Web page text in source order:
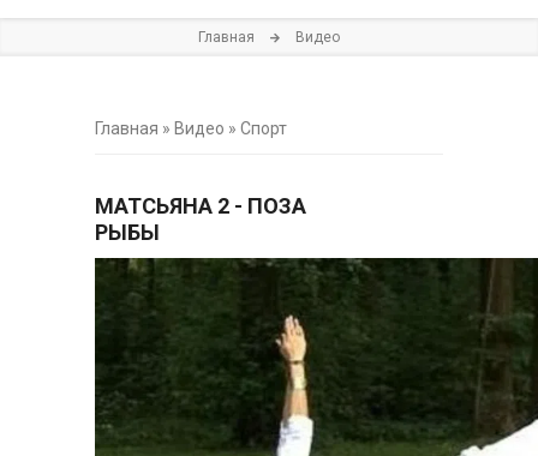
Главная Видео
Главная » Видео » Спорт
МАТСЬЯНА 2 - ПОЗА
РЫБЫ